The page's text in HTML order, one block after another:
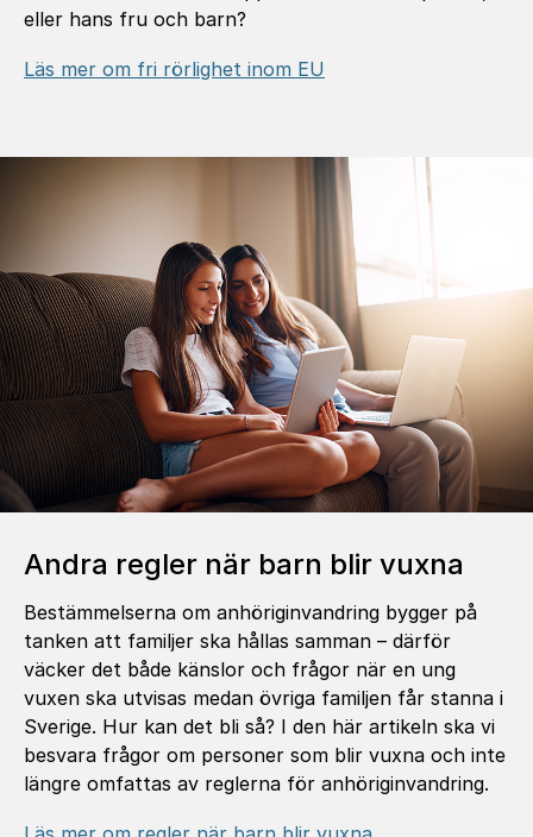
eller hans fru och barn?
Läs mer om fri rörlighet inom EU
Andra regler när barn blir vuxna
Bestämmelserna om anhöriginvandring bygger på
tanken att familjer ska hållas samman – därför
väcker det både känslor och frågor när en ung
vuxen ska utvisas medan övriga familjen får stanna i
Sverige. Hur kan det bli så? I den här artikeln ska vi
besvara frågor om personer som blir vuxna och inte
längre omfattas av reglerna för anhöriginvandring.